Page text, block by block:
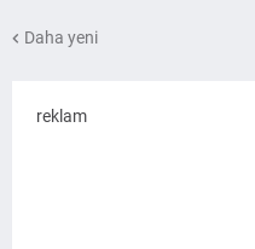
Daha yeni
reklam